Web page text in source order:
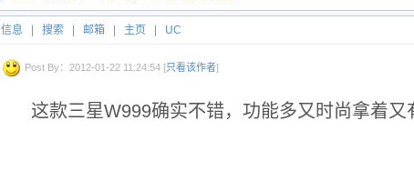
信息 搜索 邮箱 主页 UC
Post By：2012-01-22 11:24:54 [只看该作者]
这款三星W999确实不错，功能多又时尚拿着又